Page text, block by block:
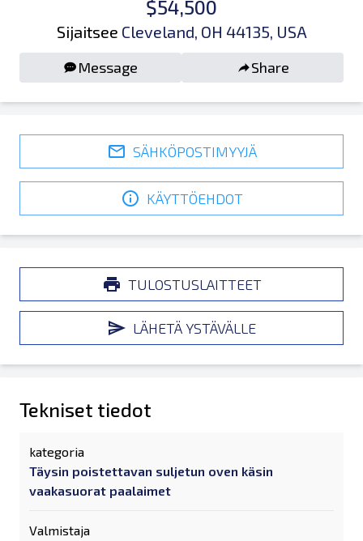
$54,500
Sijaitsee Cleveland, OH 44135, USA
Message Share
SÄHKÖPOSTIMYYJÄ
KÄYTTÖEHDOT
TULOSTUSLAITTEET
LÄHETÄ YSTÄVÄLLE
Tekniset tiedot
kategoria
Täysin poistettavan suljetun oven käsin
vaakasuorat paalaimet
Valmistaja